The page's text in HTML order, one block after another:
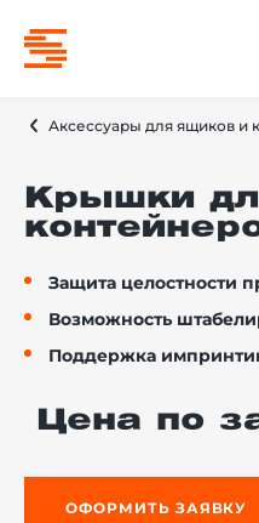
Аксессуары для ящиков и
Крышки
Защита целостности
Возможность
Поддержка
Цена по
ОФОРМИТЬ ЗАЯВКУ